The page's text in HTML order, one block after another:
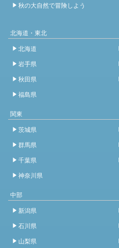
秋の大自然で冒険しよう
北海道・東北
北海道
岩手県
秋田県
福島県
関東
茨城県
群馬県
千葉県
神奈川県
中部
新潟県
石川県
山梨県